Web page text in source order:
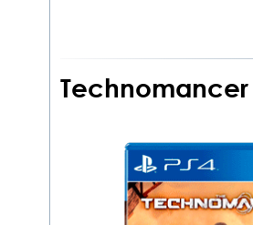
Technomancer